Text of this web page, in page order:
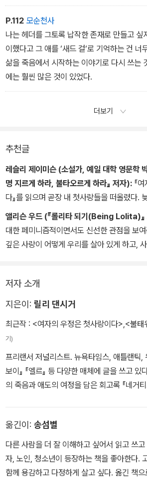
P.112 모순천사
나는 헤더를 그토록 납작한 존재로 만들고 싶
이했다고 그 애를 ‘새드 걸‘로 기억하는 건 너
삶을 죽음에서 시작하는 이야기로 다시 쓰는
에는 훨씬 많은 것이 있었다.
더보기
추천글
레슬리 제이미슨 (소설가, 예일 대학 영문학 박
명 지르게 하라, 불타오르게 하라』 저자): 『
다』를 읽으며 곧장 내 첫사랑들을 떠올렸다.
떨고 구겨지듯 누워 잠들었다가 “혹시 안 자
리에 눈뜨던 나날로 나를 돌아가게 만드는 책
럽고 진실하며, 치열한 동시에 섬세하게 짜여
앨리슨 우드 (『롤리타 되기(Being Lolita)
대한 페미니즘적이면서도 신선한 관점을 보
깊은 사랑이 어떻게 우리를 살아 있게 하고,
다.
저자 소개
지은이: 릴리 댄시거
최근작 : <여자의 우정은 첫사랑이다> <불태
기)
프리랜서 저널리스트. 뉴욕타임스, 애틀랜틱,
보이』 『엘르』 등 다양한 매체에 글을 쓰고
의 죽음과 애도의 여정을 담은 회고록 『네거
로도 번역 출간된, 여성 작가 22인의 분노에
『불태워라』는 2019년 출간 당시 『퍼블리셔
오브 북스〉 등 여러 매체의 찬사를 받은 바 있
와 아일랜드계 유대인 어머니 사이에서 태어
옮긴이: 송섬별
다른 사람을 더 잘 이해하고 싶어서 읽고 쓰
자, 노인, 청소년이 등장하는 책을 좋아한다.
함께 용감하고 다정하게 살고 싶다. 옮긴 책으